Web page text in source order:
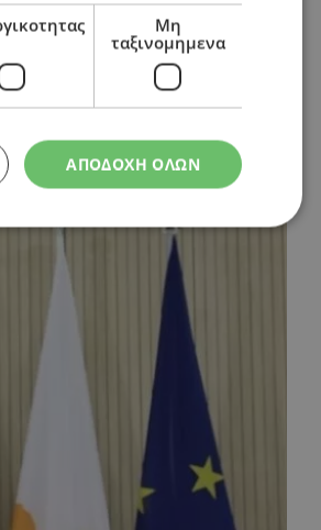
Μη
ταξινομημενα
ΑΠΟΔΟΧΗ ΟΛΩΝ